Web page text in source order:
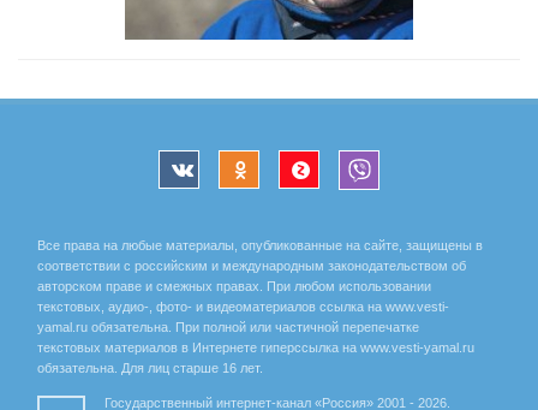
Все права на любые материалы, опубликованные на сайте, защищены в
соответствии с российским и международным законодательством об
авторском праве и смежных правах. При любом использовании
текстовых, аудио-, фото- и видеоматериалов ссылка на www.vesti-
yamal.ru обязательна. При полной или частичной перепечатке
текстовых материалов в Интернете гиперссылка на www.vesti-yamal.ru
обязательна. Для лиц старше 16 лет.
Государственный интернет-канал «Россия» 2001 - 2026.